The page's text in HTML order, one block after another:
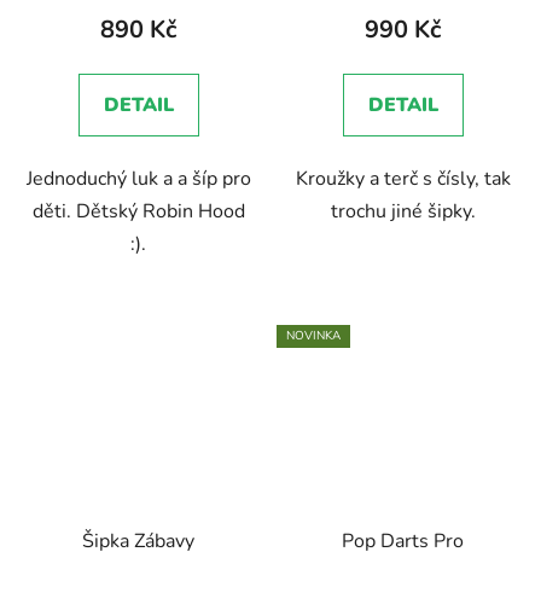
890 Kč
DETAIL
Jednoduchý luk a a šíp pro
děti. Dětský Robin Hood
:).
990 Kč
DETAIL
Kroužky a terč s čísly, tak
trochu jiné šipky.
Šipka Zábavy
NOVINKA
Pop Darts Pro